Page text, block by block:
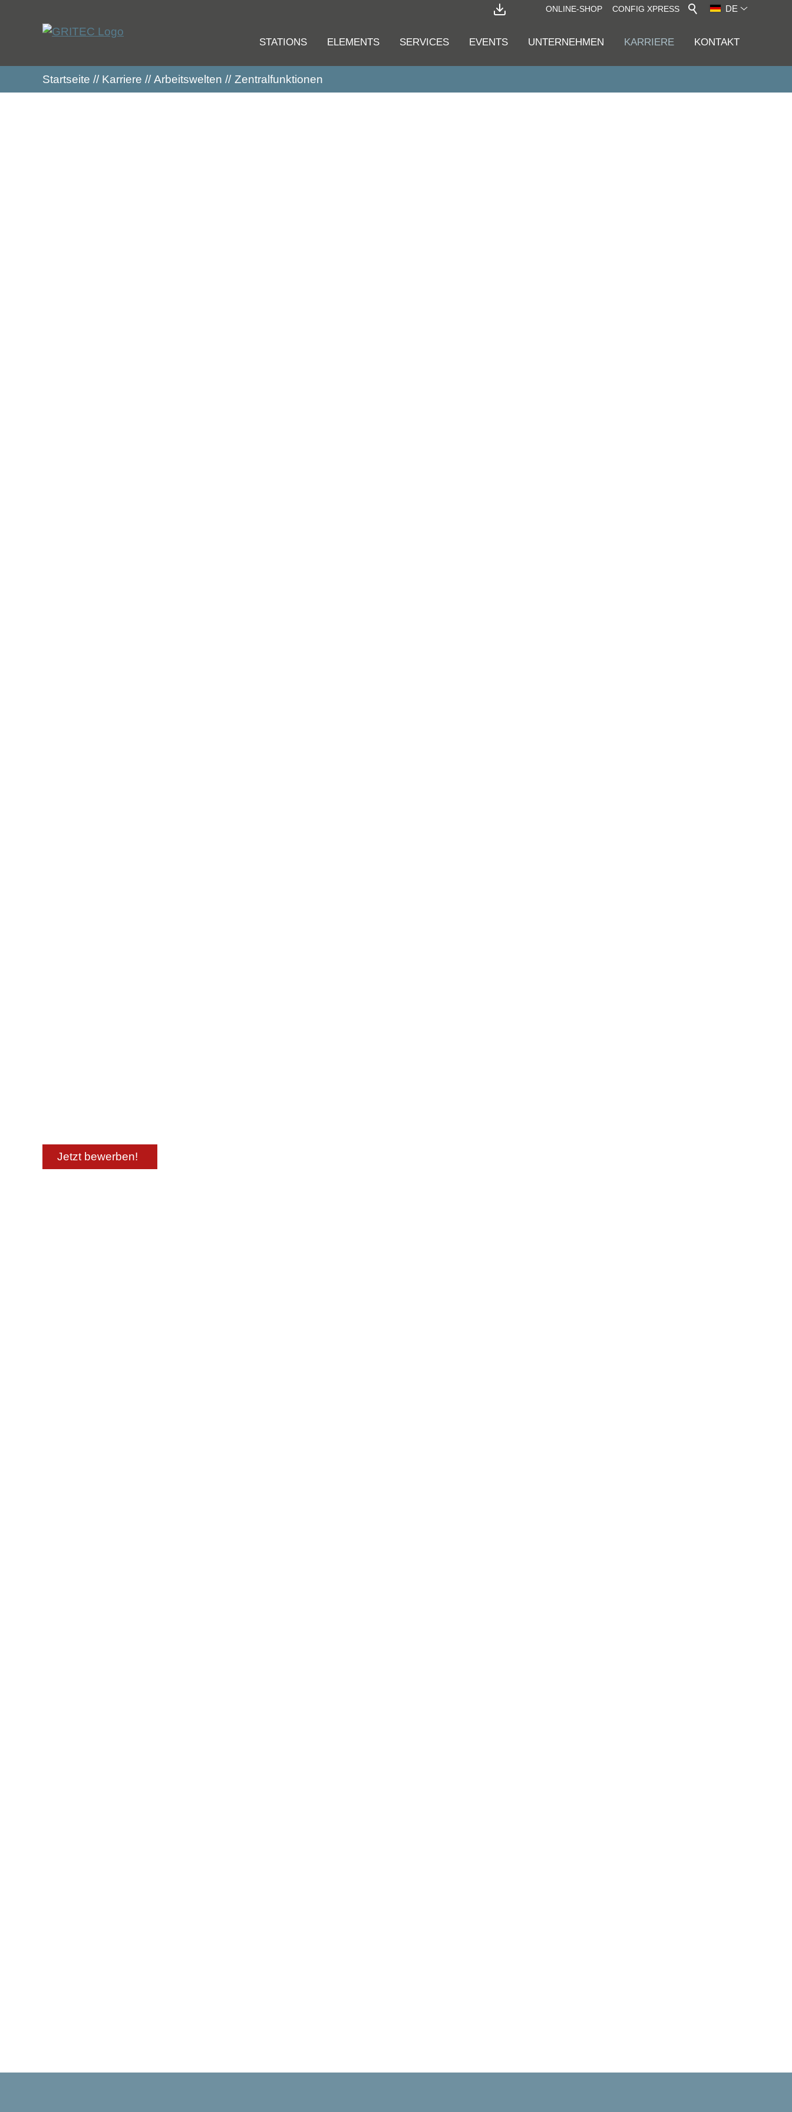
DE
CONFIG XPRESS
ONLINE-SHOP
STATIONS ELEMENTS SERVICES EVENTS UNTERNEHMEN KARRIERE KONTAKT
Startseite Karriere Arbeitswelten Zentralfunktionen
Jetzt bewerben!